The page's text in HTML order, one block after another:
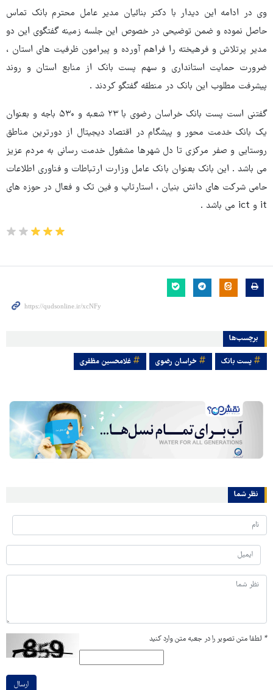
وی در ادامه این دیدار با دکتر بنائیان مدیر عامل محترم بانک تماس
حاصل نموده و ضمن توضیحی در خصوص این جلسه زمینه گفتگوی این دو
مدیر پرتلاش و فرهیخته را فراهم آورده و پیرامون ظرفیت های استان ،
ضرورت حمایت استانداری و سهم پست بانک از منابع استان و روند
پیشرفت مطلوب این بانک در منطقه گفتگو کردند .
گفتنی است پست بانک خراسان رضوی با ۲۳ شعبه و ۵۳۰ باجه و بعنوان
یک بانک خدمت محور و پیشگام در اقتصاد دیجیتال از دورترین مناطق
روستایی و صفر مرکزی تا دل شهرها مشغول خدمت رسانی به مردم عزیز
می باشد . این بانک بعنوان بانک عامل وزارت ارتباطات و فناوری اطلاعات
حامی شرکت های دانش بنیان ، استارتاپ و فین تک و فعال در حوزه های
it و ict می باشد .
برچسب‌ها
پست بانک خراسان رضوی غلامحسین مظفری
نظر شما
* لطفا متن تصویر را در جعبه متن وارد کنید
ارسال